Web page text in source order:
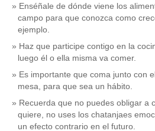
Enséñale de dónde viene los
campo para que conozca como
ejemplo.
Haz que participe contigo en la
luego él o ella misma va comer.
Es importante que coma junto con
mesa, para que sea un hábito.
Recuerda que no puedes obligar a
quiere, no uses los chatanjaes
un efecto contrario en el futuro.